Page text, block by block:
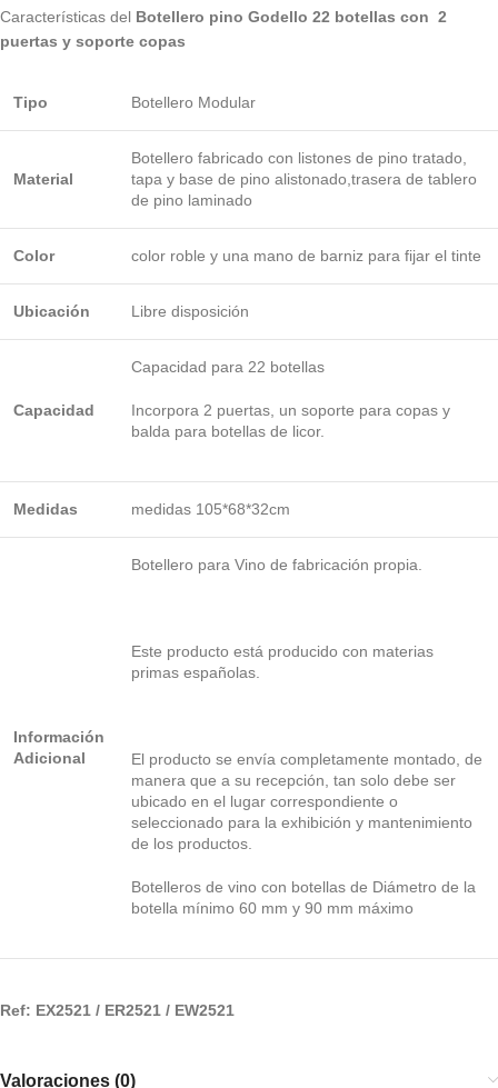
Características del Botellero pino Godello 22 botellas con 2
puertas y soporte copas
Tipo Botellero Modular
Material
Botellero fabricado con listones de pino tratado,
tapa y base de pino alistonado,trasera de tablero
de pino laminado
Color color roble y una mano de barniz para fijar el tinte
Ubicación Libre disposición
Capacidad
Capacidad para 22 botellas
Incorpora 2 puertas, un soporte para copas y
balda para botellas de licor.
Medidas medidas 105*68*32cm
Información
Adicional
Botellero para Vino de fabricación propia.
Este producto está producido con materias
primas españolas.
El producto se envía completamente montado, de
manera que a su recepción, tan solo debe ser
ubicado en el lugar correspondiente o
seleccionado para la exhibición y mantenimiento
de los productos.
Botelleros de vino con botellas de Diámetro de la
botella mínimo 60 mm y 90 mm máximo
Ref: EX2521 / ER2521 / EW2521
Valoraciones (0)